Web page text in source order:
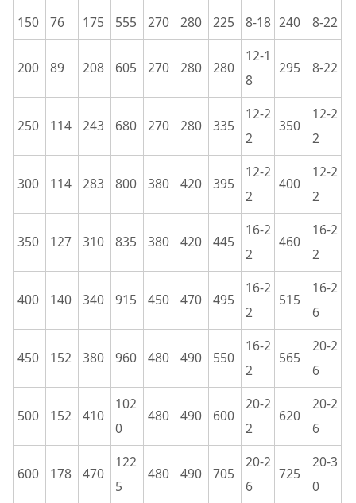
150 76 175 555 270 280 225 8-18 240 8-22
200 89 208 605 270 280 280
12-1
8
295 8-22
250 114 243 680 270 280 335
12-2
2
350
12-2
2
300 114 283 800 380 420 395
12-2
2
400
12-2
2
350 127 310 835 380 420 445
16-2
2
460
16-2
2
400 140 340 915 450 470 495
16-2
2
515
16-2
6
450 152 380 960 480 490 550
16-2
2
565
20-2
6
500 152 410
102
0
480 490 600
20-2
2
620
20-2
6
600 178 470
122
5
480 490 705
20-2
6
725
20-3
0